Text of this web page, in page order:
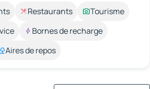
Restaurants
Tourisme
Bornes de recharge
Aires de repos